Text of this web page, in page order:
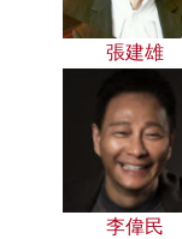
張建雄
李偉民